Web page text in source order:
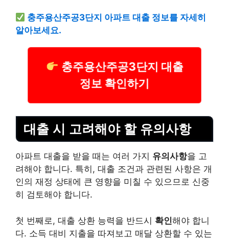
충주용산주공3단지 아파트 대출 정보를 자세히
알아보세요.
충주용산주공3단지 대출
정보 확인하기
대출 시 고려해야 할 유의사항
아파트 대출을 받을 때는 여러 가지 유의사항을 고
려해야 합니다. 특히, 대출 조건과 관련된 사항은 개
인의 재정 상태에 큰 영향을 미칠 수 있으므로 신중
히 검토해야 합니다.
첫 번째로, 대출 상환 능력을 반드시 확인해야 합니
다. 소득 대비 지출을 따져보고 매달 상환할 수 있는